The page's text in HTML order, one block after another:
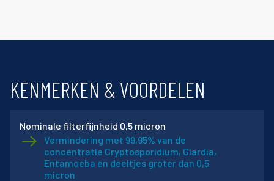
KENMERKEN & VOORDELEN
Nominale filterfijnheid 0,5 micron
Vermindering met 99,95% van de
concentratie Cryptosporidium, Giardia,
Entamoeba en deeltjes groter dan 0,5
micron